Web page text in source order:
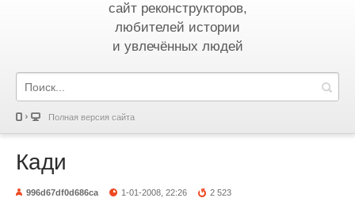
сайт реконструкторов,
любителей истории
и увлечённых людей
Полная версия сайта
Кади
996d67df0d686ca 1-01-2008, 22:26 2 523